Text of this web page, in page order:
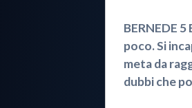
BERNEDE
poco. Si
meta da
dubbi che